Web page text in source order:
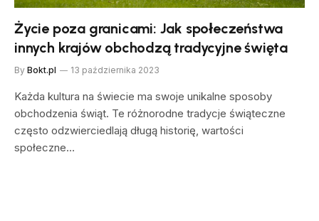
Życie poza granicami: Jak społeczeństwa
innych krajów obchodzą tradycyjne święta
By Bokt.pl 13 października 2023
Każda kultura na świecie ma swoje unikalne sposoby
obchodzenia świąt. Te różnorodne tradycje świąteczne
często odzwierciedlają długą historię, wartości
społeczne…